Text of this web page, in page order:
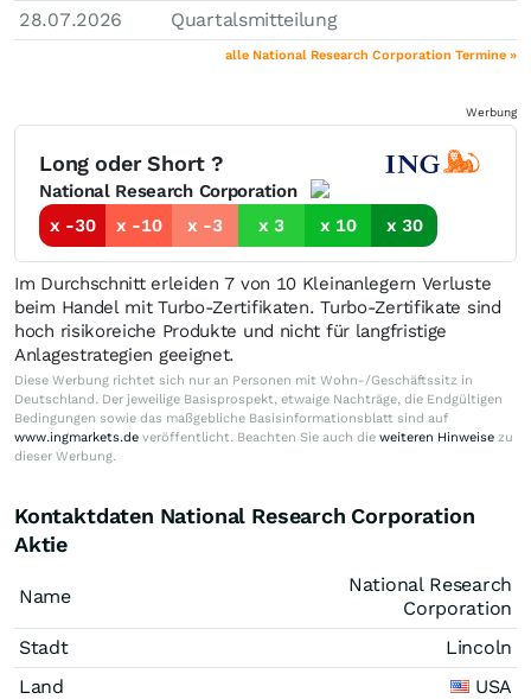
28.07.2026
Quartalsmitteilung
alle National Research Corporation Termine »
Werbung
Long oder Short ?
National Research Corporation
x -30
x -10 x -3 x 3 x 10 x 30
Im Durchschnitt erleiden 7 von 10 Kleinanlegern Verluste
beim Handel mit Turbo-Zertifikaten. Turbo-Zertifikate sind
hoch risikoreiche Produkte und nicht für langfristige
Anlagestrategien geeignet.
Diese Werbung richtet sich nur an Personen mit Wohn-/Geschäftssitz in
Deutschland. Der jeweilige Basisprospekt, etwaige Nachträge, die Endgültigen
Bedingungen sowie das maßgebliche Basisinformationsblatt sind auf
www.ingmarkets.de veröffentlicht. Beachten Sie auch die weiteren Hinweise zu
dieser Werbung.
Kontaktdaten National Research Corporation
Aktie
Name
National Research
Corporation
Stadt
Lincoln
Land
USA